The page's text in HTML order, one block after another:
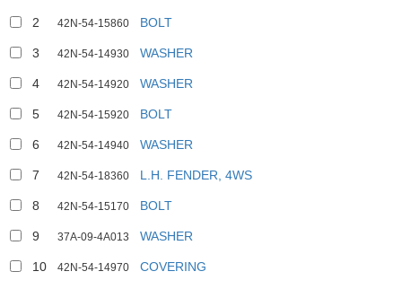
2 42N-54-15860 BOLT
3 42N-54-14930 WASHER
4 42N-54-14920 WASHER
5 42N-54-15920 BOLT
6 42N-54-14940 WASHER
7 42N-54-18360 L.H. FENDER, 4WS
8 42N-54-15170 BOLT
9 37A-09-4A013 WASHER
10 42N-54-14970 COVERING